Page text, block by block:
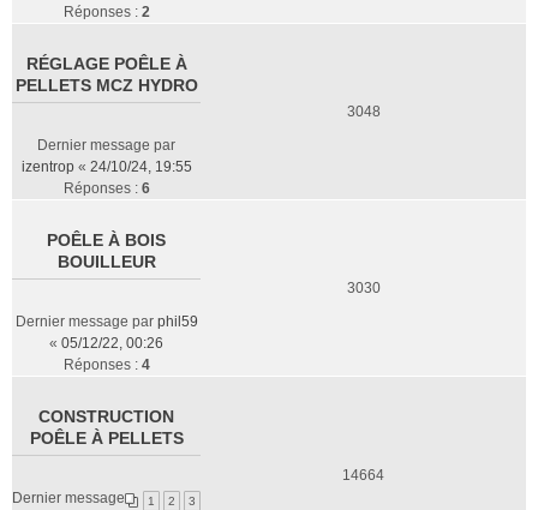
Réponses : 2
RÉGLAGE POÊLE À
PELLETS MCZ HYDRO
Dernier message par
izentrop« 24/10/24, 19:55
Réponses : 6
3048
POÊLE À BOIS
BOUILLEUR
Dernier message par phil59
« 05/12/22, 00:26
Réponses : 4
3030
CONSTRUCTION
POÊLE À PELLETS
1 2 3
Dernier message
14664